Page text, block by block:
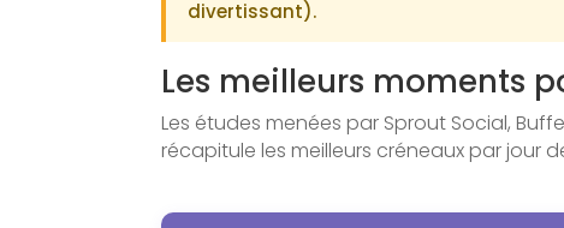
divertissant).
Les meilleurs moments
Les études menées par Sprout Social,
récapitule les meilleurs créneaux par jour